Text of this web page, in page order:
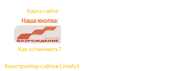
Карта сайта
Наша кнопка:
Как установить?
Конструктор сайтов LineAct